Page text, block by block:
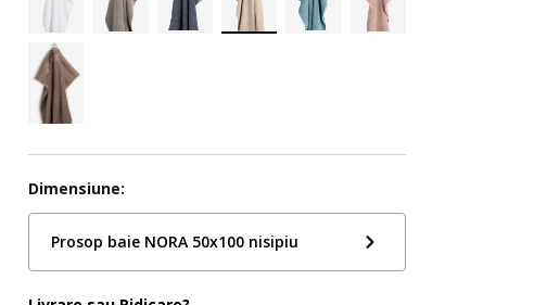
Dimensiune:
Prosop baie NORA 50x100 nisipiu